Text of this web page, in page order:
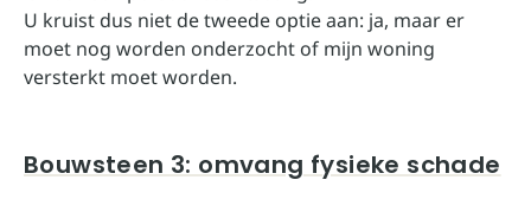
U kruist dus niet de tweede optie aan: ja, maar er
moet nog worden onderzocht of mijn woning
versterkt moet worden.
Bouwsteen 3: omvang fysieke schade